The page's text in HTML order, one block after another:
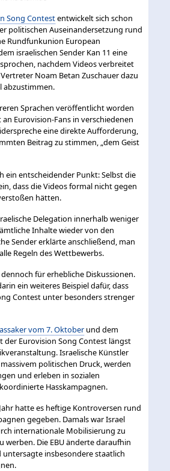
Song Contestentwickelt sich schon
politischen Auseinandersetzung rund
Rundfunkunion European
israelischen Sender Kan 11 eine
nachdem Videos verbreitet
Noam Betan Zuschauer dazu
abzustimmen.
Sprachen veröffentlicht worden
Eurovision-Fans in verschiedenen
eine direkte Aufforderung,
Beitrag zu stimmen, „dem Geist
ein entscheidender Punkt: Selbst die
dass die Videos formal nicht gegen
hätten.
Delegation innerhalb weniger
Inhalte wieder von den
Sender erklärte anschließend, man
Regeln des Wettbewerbs.
für erhebliche Diskussionen.
ein weiteres Beispiel dafür, dass
Contest unter besonders strenger
vom 7. Oktober und dem
der Eurovision Song Contest längst
Israelische Künstler
politischen Druck, werden
und erleben in sozialen
Hasskampagnen.
hatte es heftige Kontroversen rund
gegeben. Damals war Israel
internationale Mobilisierung zu
werben. Die EBU änderte daraufhin
untersagte insbesondere staatlich